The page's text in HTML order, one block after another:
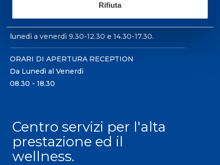
Rifiuta
lunedì a venerdì 9.30-12.30 e 14.30-17.30.
ORARI DI APERTURA RECEPTION
Da Lunedì al Venerdì
08.30 - 18.30
Centro servizi per l'alta
prestazione ed il
wellness.